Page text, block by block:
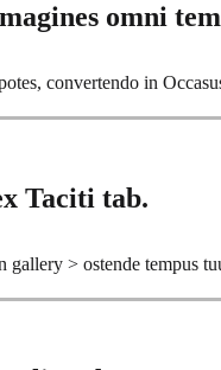
omni
convertendo in
Taciti tab.
gallery > ostende tempus